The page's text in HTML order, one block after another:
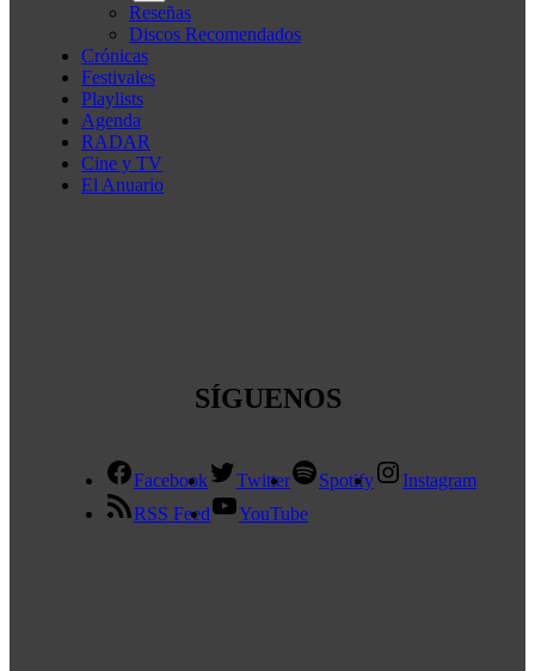
Reseñas
Discos Recomendados
Crónicas
Festivales
Playlists
Agenda
RADAR
Cine y TV
El Anuario
SÍGUENOS
Facebook Twitter Spotify
Instagram
RSS Feed
YouTube